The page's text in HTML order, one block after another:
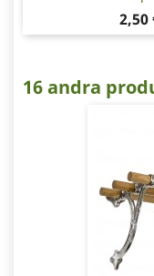
Pris
2,50
16 andra